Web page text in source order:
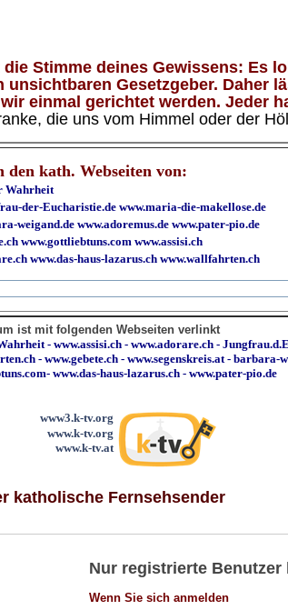
die Stimme deines Gewissens: Es
unsichtbaren Gesetzgeber. Daher
einmal gerichtet werden. Jeder
die uns vom Himmel oder der
den kath. Webseiten von:
Wahrheit
der-Eucharistie.de www.maria-die-makellose.de
weigand.de www.adoremus.de www.pater-pio.de
www.gottliebtuns.com www.assisi.ch
www.das-haus-lazarus.ch www.wallfahrten.ch
ist mit folgenden Webseiten verlinkt
-www.assisi.ch -www.adorare.ch -
-www.gebete.ch -www.segenskreis.at-barbara-
-www.das-haus-lazarus.ch - www.pater-pio.de
www3.k-tv.org
www.k-tv.org
www.k-tv.at
katholische Fernsehsender
Nur registrierte
Wenn Sie sich anmelden